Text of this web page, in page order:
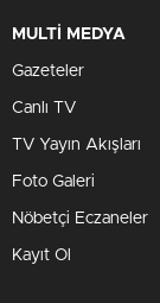
MULTİ MEDYA
Gazeteler
Canlı TV
TV Yayın Akışları
Foto Galeri
Nöbetçi Eczaneler
Kayıt Ol